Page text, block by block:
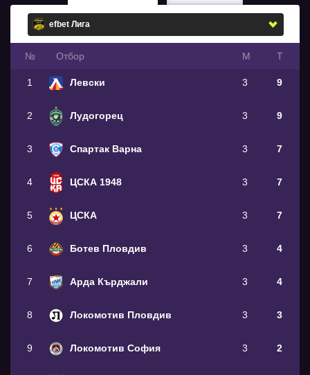
№ Oтбор М Т
1 Левски 3 9
2 Лудогорец 3 9
3 Спартак Варна 3 7
4 ЦСКА 1948 3 7
5 ЦСКА 3 7
6 Ботев Пловдив 3 4
7 Арда Кърджали 3 4
8 Локомотив Пловдив 3 3
9 Локомотив София 3 2